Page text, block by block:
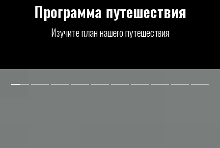
Программа путешествия
Изучите план нашего путешествия